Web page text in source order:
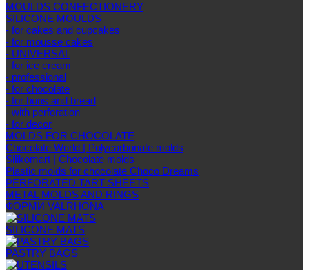
MOULDS CONFECTIONERY
SILICONE MOULDS
- for cakes and cupcakes
- for mousse cakes
- UNIVERSAL
- for ice cream
- professional
- for chocolate
- for buns and bread
- with perforation
- for decor
MOLDS FOR CHOCOLATE
Chocolate World | Polycarbonate molds
Silikomart | Chocolate molds
Plastic molds for chocolate Choco Dreams
PERFORATED TART SHEETS
METAL MOLDS AND RINGS
ФОРМИ VALRHONA
SILICONE MATS
PASTRY BAGS